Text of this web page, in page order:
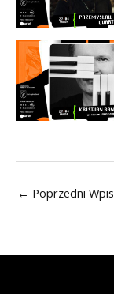
← Poprzedni Wpis